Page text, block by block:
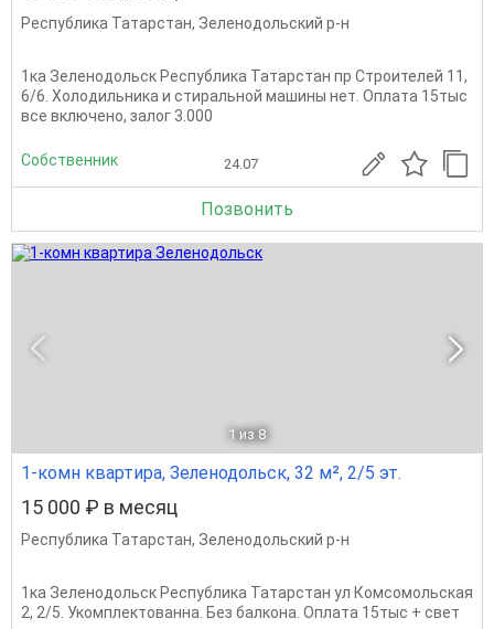
Республика Татарстан, Зеленодольский р-н
1ка Зеленодольск Республика Татарстан пр Строителей 11,
6/6. Холодильника и стиральной машины нет. Оплата 15тыс
все включено, залог 3.000
Собственник 24.07
Позвонить
1 из 8
1-комн квартира, Зеленодольск, 32 м², 2/5 эт.
15 000 ₽ в месяц
Республика Татарстан, Зеленодольский р-н
1ка Зеленодольск Республика Татарстан ул Комсомольская
2, 2/5. Укомплектованна. Без балкона. Оплата 15тыс + свет